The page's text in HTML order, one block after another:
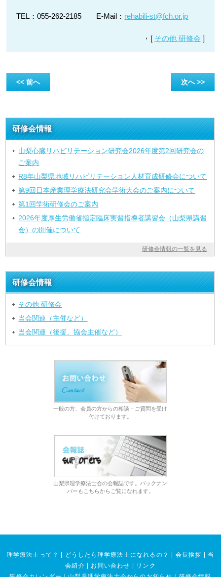
TEL：055‐262‐2185 E-Mail： rehabili-st@fch.or.jp
[ その他 研修会 ]
<< 前へ 次へ >>
研修会情報
山梨心臓リハビリテーション研究会2026年度第2回研究会の
ご案内
R8年山梨県地域リハビリテーション人材育成研修会について
第9回日本産業理学療法研究会学術大会のご案内について
第1回学術研修会のご案内
2026年度厚生労働省指定臨床実習指導者講習会（山梨県講習
会）の開催について
研修会情報の一覧を見る
研修会情報
その他 研修会
当会関連（主催など）
当会関連（後援、協会主催など）
一般の方、会員の方からの相談・ご質問を受け
付けております。
山梨県理学療法士会の会報誌です。バックナン
バーもこちらからご覧になれます。
理学療法士って？ どうしたら理学療法士になれるの？ 会長挨拶
当
会紹介
お問い合わせ
リンク